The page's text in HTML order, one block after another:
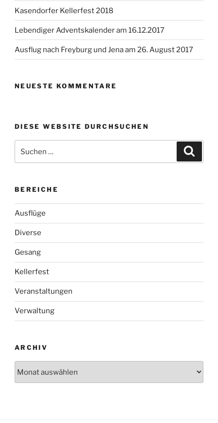
Kasendorfer Kellerfest 2018
Lebendiger Adventskalender am 16.12.2017
Ausflug nach Freyburg und Jena am 26. August 2017
NEUESTE KOMMENTARE
DIESE WEBSITE DURCHSUCHEN
nach:
BEREICHE
Ausflüge
Diverse
Gesang
Kellerfest
Veranstaltungen
Verwaltung
ARCHIV